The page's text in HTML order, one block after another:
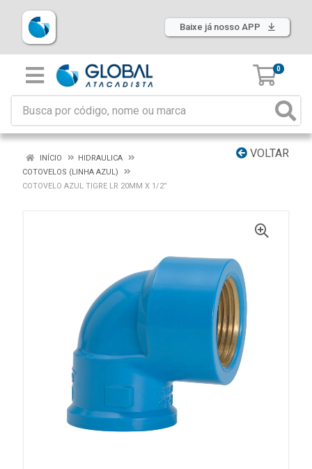
Baixe já nosso APP
0
VOLTAR
INÍCIO
HIDRAULICA
COTOVELOS (LINHA AZUL)
COTOVELO AZUL TIGRE LR 20MM X 1/2”